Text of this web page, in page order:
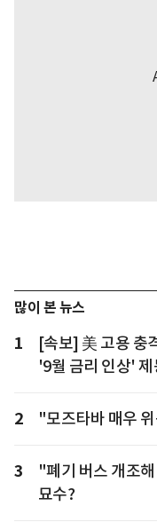
많이 본 뉴스
1
[속보] 美 고용 충
'9월 금리 인상'
2 "모즈타바 매우
3
"폐기 버스 개조
묘수?